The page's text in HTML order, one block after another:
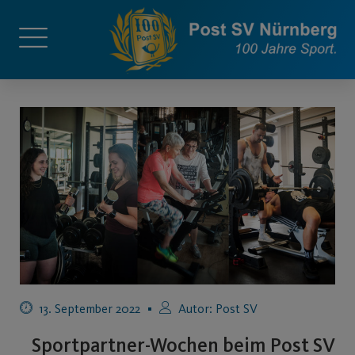
13. September 2022 Autor: Post SV
Sportpartner-Wochen beim Post SV